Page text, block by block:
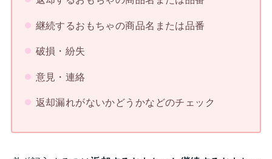
継続するおもちゃの商品名または品番
破損・紛失
意見・連絡
返却漏れがないかどうかなどのチェック